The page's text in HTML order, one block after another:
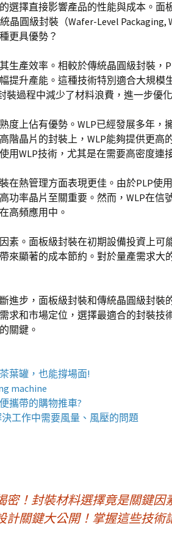
選擇直接影響產品的性能與成本。面
晶圓級封裝（Wafer-Level Packaging,
更具優勢？
生產效率。相較於傳統晶圓級封裝，
提升產能。這種技術特別適合大規模
裝過程中減少了材料浪費，進一步優
度上佔有優勢。WLP已經發展多年，
階晶片的封裝上，WLP能夠提供更高
用WLP技術，尤其是在需要高密度連
在熱管理方面表現更佳。由於PLP使
功率晶片至關重要。然而，WLP在信
高頻應用中。
素。面板級封裝在初期設備投資上可
來顯著的成本節約。對於量產需求大
進步，面板級封裝和傳統晶圓級封裝
求和市場定位，選擇最適合的封裝技
關鍵。
茶葉罐 ，也能撐場面!
machine
攜帶的購物推車?
工作中需要風量、風壓的問題
密！封裝材料選擇竟是關鍵因
計關鍵大公開！掌握這些技術